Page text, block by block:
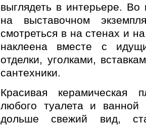
выглядеть в интерьере.
на выставочном
смотреться в на стенах и
наклеена вместе с
отделки, уголками,
сантехники.
Красивая керамическая
любого туалета и
дольше свежий вид,